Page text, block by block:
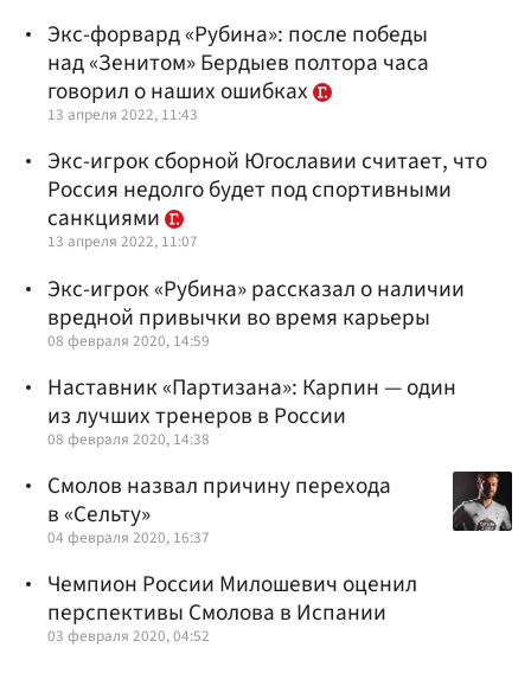
Экс-форвард «Рубина»: после победы
над «Зенитом» Бердыев полтора часа
говорил о наших ошибках
13 апреля 2022, 11:43
Экс-игрок сборной Югославии считает, что
Россия недолго будет под спортивными
санкциями
13 апреля 2022, 11:07
Экс-игрок «Рубина» рассказал о наличии
вредной привычки во время карьеры
08 февраля 2020, 14:59
Наставник «Партизана»: Карпин — один
из лучших тренеров в России
08 февраля 2020, 14:38
Смолов назвал причину перехода
в «Сельту»
04 февраля 2020, 16:37
Чемпион России Милошевич оценил
перспективы Смолова в Испании
03 февраля 2020, 04:52